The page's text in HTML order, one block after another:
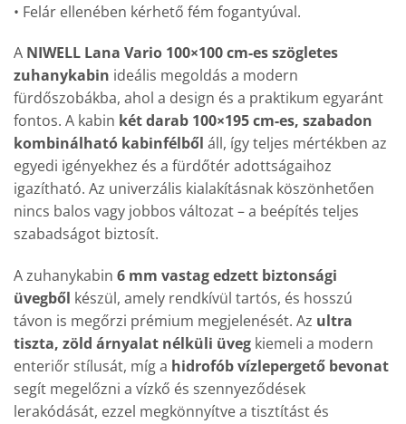
• Felár ellenében kérhető fém fogantyúval.
A NIWELL Lana Vario 100×100 cm-es szögletes
zuhanykabin ideális megoldás a modern
fürdőszobákba, ahol a design és a praktikum egyaránt
fontos. A kabin két darab 100×195 cm-es, szabadon
kombinálható kabinfélből áll, így teljes mértékben az
egyedi igényekhez és a fürdőtér adottságaihoz
igazítható. Az univerzális kialakításnak köszönhetően
nincs balos vagy jobbos változat – a beépítés teljes
szabadságot biztosít.
A zuhanykabin 6 mm vastag edzett biztonsági
üvegből készül, amely rendkívül tartós, és hosszú
távon is megőrzi prémium megjelenését. Az ultra
tiszta, zöld árnyalat nélküli üveg kiemeli a modern
enteriőr stílusát, míg a hidrofób vízlepergető bevonat
segít megelőzni a vízkő és szennyeződések
lerakódását, ezzel megkönnyítve a tisztítást és